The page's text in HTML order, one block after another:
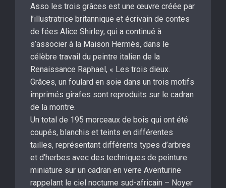
Asso les trois grâces est une œuvre créée par
l’illustratrice britannique et écrivain de contes
de fées Alice Shirley, qui a continué à
s’associer à la Maison Hermès, dans le
célèbre travail du peintre italien de la
Renaissance Raphael, « Les trois dieux.
Grâces, un foulard en soie dans un trois motifs
imprimés girafes sont reproduits sur le cadran
de la montre.
Un total de 195 morceaux de bois qui ont été
coupés, blanchis et teints en différentes
tailles, représentant différents types d’arbres
et d’herbes avec des techniques de peinture
miniature sur un cadran en verre Aventurine
rappelant le ciel nocturne sud-africain – Noyer